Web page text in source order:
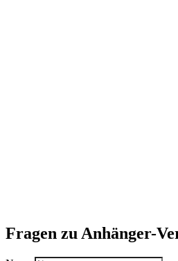
Fragen zu Anhänger-